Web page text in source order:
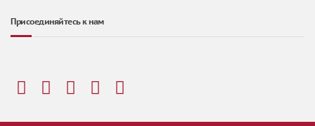
Присоединяйтесь к нам